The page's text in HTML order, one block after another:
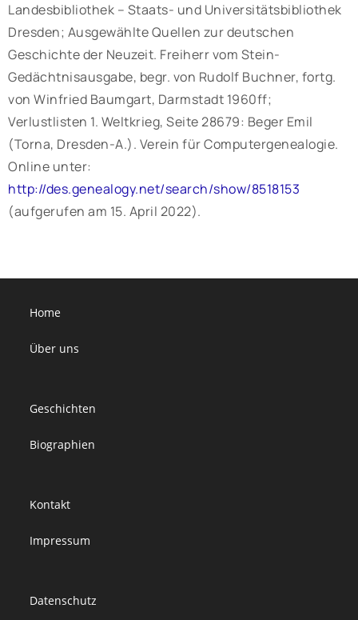
Landesbibliothek – Staats- und Universitätsbibliothek
Dresden; Ausgewählte Quellen zur deutschen
Geschichte der Neuzeit. Freiherr vom Stein-
Gedächtnisausgabe, begr. von Rudolf Buchner, fortg.
von Winfried Baumgart, Darmstadt 1960ff;
Verlustlisten 1. Weltkrieg, Seite 28679: Beger Emil
(Torna, Dresden-A.). Verein für Computergenealogie.
Online unter:
http://des.genealogy.net/search/show/8518153
(aufgerufen am 15. April 2022).
Home
Über uns
Geschichten
Biographien
Kontakt
Impressum
Datenschutz